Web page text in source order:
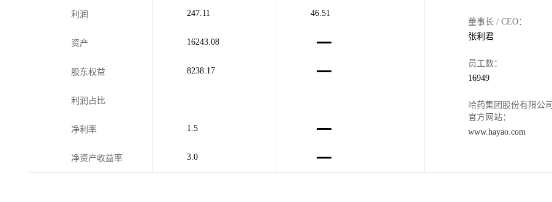
利润 247.11 46.51
资产 16243.08
股东权益 8238.17
利润占比
净利率 1.5
净资产收益率 3.0
董事长 / CEO：
张利君
员工数：
16949
哈药集团股份有限公司
官方网站：
www.hayao.com